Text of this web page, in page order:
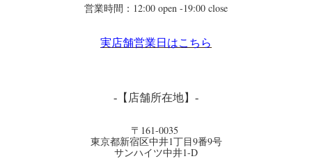
営業時間：12:00 open -19:00 close
実店舗営業日はこちら
-【店舗所在地】-
〒161-0035
東京都新宿区中井1丁目9番9号
サンハイツ中井1-D